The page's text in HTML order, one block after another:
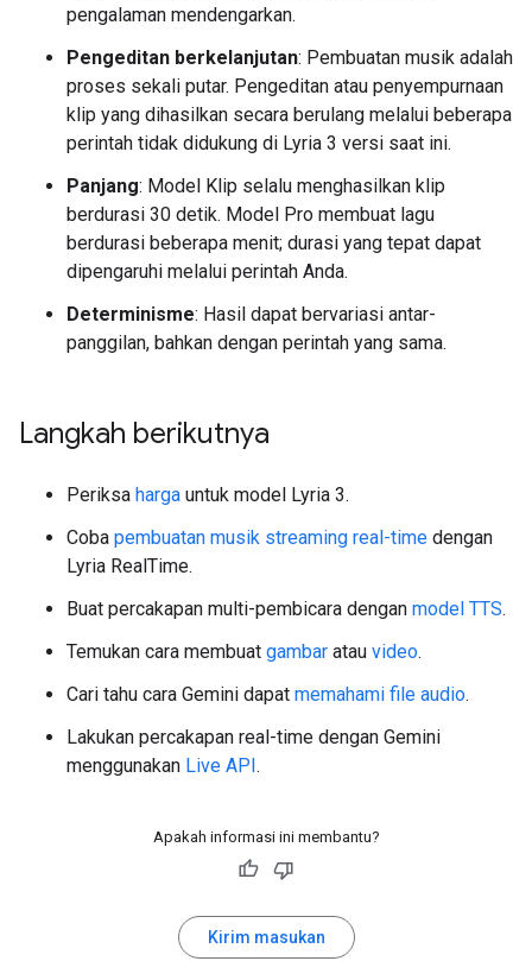
pengalaman mendengarkan.
Pengeditan berkelanjutan: Pembuatan musik adalah
proses sekali putar. Pengeditan atau penyempurnaan
klip yang dihasilkan secara berulang melalui beberapa
perintah tidak didukung di Lyria 3 versi saat ini.
Panjang: Model Klip selalu menghasilkan klip
berdurasi 30 detik. Model Pro membuat lagu
berdurasi beberapa menit; durasi yang tepat dapat
dipengaruhi melalui perintah Anda.
Determinisme: Hasil dapat bervariasi antar-
panggilan, bahkan dengan perintah yang sama.
Langkah berikutnya
Periksa harga untuk model Lyria 3.
Coba pembuatan musik streaming real-time dengan
Lyria RealTime.
Buat percakapan multi-pembicara dengan model TTS.
Temukan cara membuat gambar atau video.
Cari tahu cara Gemini dapat memahami file audio.
Lakukan percakapan real-time dengan Gemini
menggunakan Live API.
Apakah informasi ini membantu?
Kirim masukan